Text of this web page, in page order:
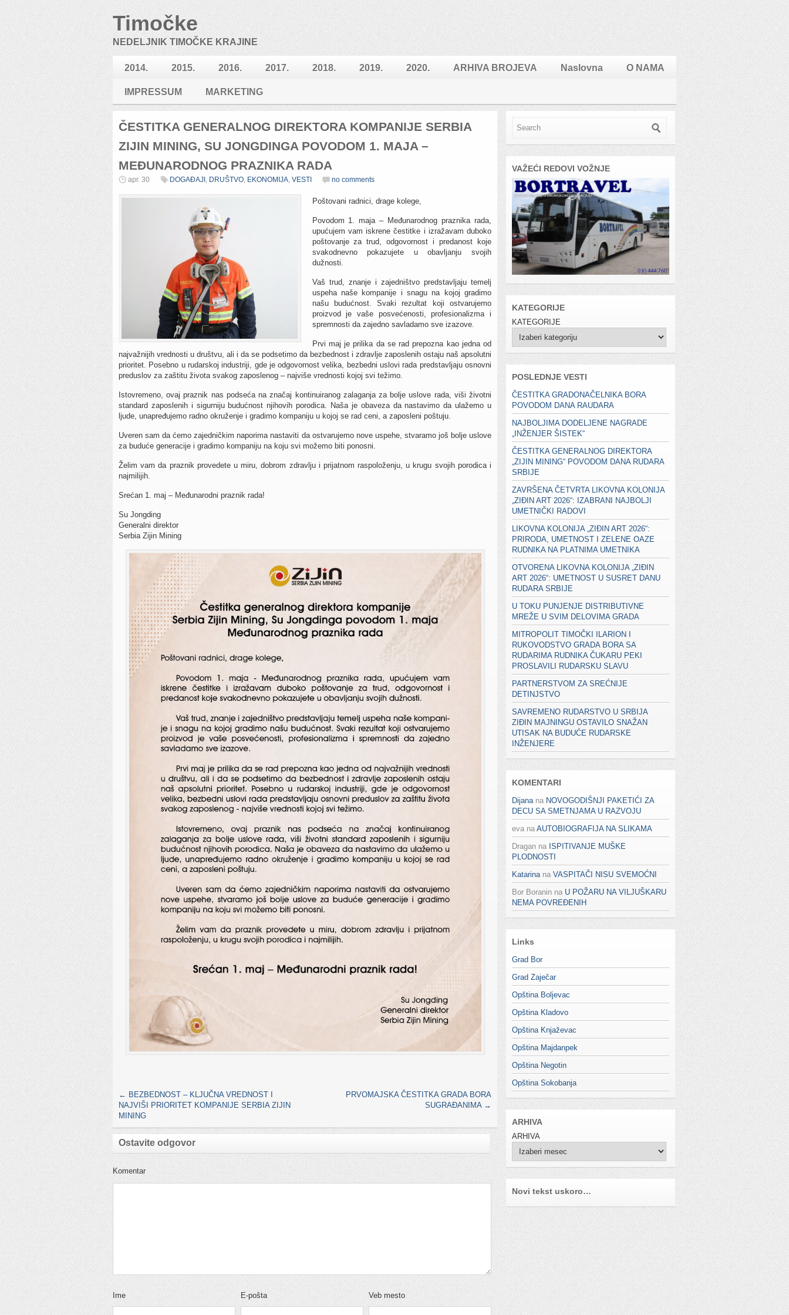
Timočke
NEDELJNIK TIMOČKE KRAJINE
2014. 2015. 2016. 2017. 2018. 2019. 2020. ARHIVA BROJEVA Naslovna O NAMA
IMPRESSUM MARKETING
ČESTITKA GENERALNOG DIREKTORA KOMPANIJE SERBIA
ZIJIN MINING, SU JONGDINGA POVODOM 1. MAJA –
MEĐUNARODNOG PRAZNIKA RADA
apr. 30 DOGAĐAJI , DRUŠTVO, EKONOMIJA, VESTI no comments
Poštovani radnici, drage kolege,
Povodom 1. maja – Međunarodnog praznika rada,
upućujem vam iskrene čestitke i izražavam duboko
poštovanje za trud, odgovornost i predanost koje
svakodnevno pokazujete u obavljanju svojih
dužnosti.
Vaš trud, znanje i zajedništvo predstavljaju temelj
uspeha naše kompanije i snagu na kojoj gradimo
našu budućnost. Svaki rezultat koji ostvarujemo
proizvod je vaše posvećenosti, profesionalizma i
spremnosti da zajedno savladamo sve izazove.
Prvi maj je prilika da se rad prepozna kao jedna od
najvažnijih vrednosti u društvu, ali i da se podsetimo da bezbednost i zdravlje zaposlenih ostaju naš apsolutni
prioritet. Posebno u rudarskoj industriji, gde je odgovornost velika, bezbedni uslovi rada predstavljaju osnovni
preduslov za zaštitu života svakog zaposlenog – najviše vrednosti kojoj svi težimo.
Istovremeno, ovaj praznik nas podseća na značaj kontinuiranog zalaganja za bolje uslove rada, viši životni
standard zaposlenih i sigurniju budućnost njihovih porodica. Naša je obaveza da nastavimo da ulažemo u
ljude, unapređujemo radno okruženje i gradimo kompaniju u kojoj se rad ceni, a zaposleni poštuju.
Uveren sam da ćemo zajedničkim naporima nastaviti da ostvarujemo nove uspehe, stvaramo još bolje uslove
za buduće generacije i gradimo kompaniju na koju svi možemo biti ponosni.
Želim vam da praznik provedete u miru, dobrom zdravlju i prijatnom raspoloženju, u krugu svojih porodica i
najmilijih.
Srećan 1. maj – Međunarodni praznik rada!
Su Jongding
Generalni direktor
Serbia Zijin Mining
← BEZBEDNOST – KLJUČNA VREDNOST I
NAJVIŠI PRIORITET KOMPANIJE SERBIA ZIJIN
MINING
PRVOMAJSKA ČESTITKA GRADA BORA
SUGRAĐANIMA →
Ostavite odgovor
Komentar
Ime E-pošta Veb mesto
VAŽEĆI REDOVI VOŽNJE
KATEGORIJE
KATEGORIJE
POSLEDNJE VESTI
ČESTITKA GRADONAČELNIKA BORA
POVODOM DANA RAUDARA
NAJBOLJIMA DODELJENE NAGRADE
„INŽENJER ŠISTEK“
ČESTITKA GENERALNOG DIREKTORA
„ZIJIN MINING“ POVODOM DANA RUDARA
SRBIJE
ZAVRŠENA ČETVRTA LIKOVNA KOLONIJA
„ZIĐIN ART 2026“: IZABRANI NAJBOLJI
UMETNIČKI RADOVI
LIKOVNA KOLONIJA „ZIĐIN ART 2026“:
PRIRODA, UMETNOST I ZELENE OAZE
RUDNIKA NA PLATNIMA UMETNIKA
OTVORENA LIKOVNA KOLONIJA „ZIĐIN
ART 2026“: UMETNOST U SUSRET DANU
RUDARA SRBIJE
U TOKU PUNJENJE DISTRIBUTIVNE
MREŽE U SVIM DELOVIMA GRADA
MITROPOLIT TIMOČKI ILARION I
RUKOVODSTVO GRADA BORA SA
RUDARIMA RUDNIKA ČUKARU PEKI
PROSLAVILI RUDARSKU SLAVU
PARTNERSTVOM ZA SREĆNIJE
DETINJSTVO
SAVREMENO RUDARSTVO U SRBIJA
ZIĐIN MAJNINGU OSTAVILO SNAŽAN
UTISAK NA BUDUĆE RUDARSKE
INŽENJERE
KOMENTARI
Dijanana NOVOGODIŠNJI PAKETIĆI ZA
DECU SA SMETNJAMA U RAZVOJU
eva na AUTOBIOGRAFIJA NA SLIKAMA
Dragan na ISPITIVANJE MUŠKE
PLODNOSTI
Katarinana VASPITAČI NISU SVEMOĆNI
Bor Boranin na U POŽARU NA VILJUŠKARU
NEMA POVREĐENIH
Links
Grad Bor
Grad Zaječar
Opština Boljevac
Opština Kladovo
Opština Knjaževac
Opština Majdanpek
Opština Negotin
Opština Sokobanja
ARHIVA
ARHIVA
Novi tekst uskoro…